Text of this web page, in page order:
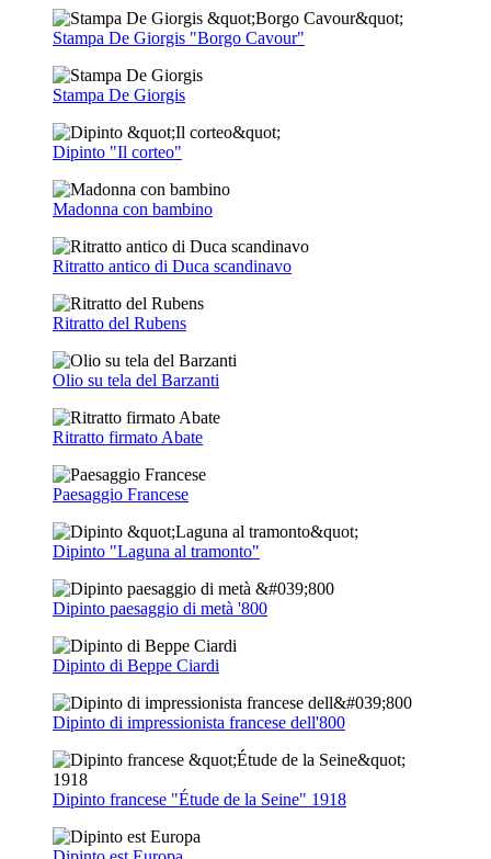
Stampa De Giorgis "Borgo Cavour"
Stampa De Giorgis
Dipinto "Il corteo"
Madonna con bambino
Ritratto antico di Duca scandinavo
Ritratto del Rubens
Olio su tela del Barzanti
Ritratto firmato Abate
Paesaggio Francese
Dipinto "Laguna al tramonto"
Dipinto paesaggio di metà '800
Dipinto di Beppe Ciardi
Dipinto di impressionista francese dell'800
Dipinto francese "Étude de la Seine" 1918